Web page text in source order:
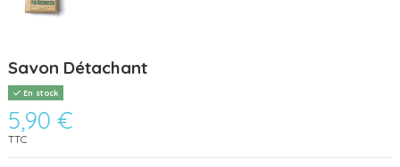
Savon Détachant
En stock
5,90 €
TTC